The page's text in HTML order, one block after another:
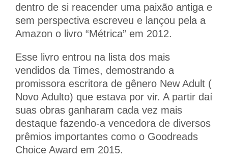
dentro de si reacender uma paixão antiga e
sem perspectiva escreveu e lançou pela a
Amazon o livro “Métrica” em 2012.
Esse livro entrou na lista dos mais
vendidos da Times, demostrando a
promissora escritora de gênero New Adult (
Novo Adulto) que estava por vir. A partir daí
suas obras ganharam cada vez mais
destaque fazendo-a vencedora de diversos
prêmios importantes como o Goodreads
Choice Award em 2015.